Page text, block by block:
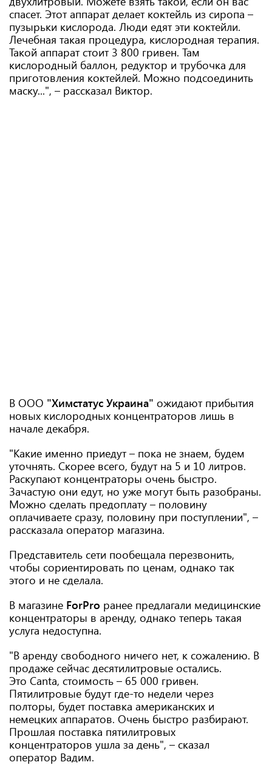
спасет. Этот аппарат делает коктейль из сиропа –
пузырьки кислорода. Люди едят эти коктейли.
Лечебная такая процедура, кислородная терапия.
Такой аппарат стоит 3 800 гривен. Там
кислородный баллон, редуктор и трубочка для
приготовления коктейлей. Можно подсоединить
маску...", – рассказал Виктор.
В ООО "Химстатус Украина" ожидают прибытия
новых кислородных концентраторов лишь в
начале декабря.
"Какие именно приедут – пока не знаем, будем
уточнять. Скорее всего, будут на 5 и 10 литров.
Раскупают концентраторы очень быстро.
Зачастую они едут, но уже могут быть разобраны.
Можно сделать предоплату – половину
оплачиваете сразу, половину при поступлении", –
рассказала оператор магазина.
Представитель сети пообещала перезвонить,
чтобы сориентировать по ценам, однако так
этого и не сделала.
В магазине ForPro ранее предлагали медицинские
концентраторы в аренду, однако теперь такая
услуга недоступна.
"В аренду свободного ничего нет, к сожалению. В
продаже сейчас десятилитровые остались.
Это Canta, стоимость – 65 000 гривен.
Пятилитровые будут где-то недели через
полторы, будет поставка американских и
немецких аппаратов. Очень быстро разбирают.
Прошлая поставка пятилитровых
концентраторов ушла за день", – сказал
оператор Вадим.